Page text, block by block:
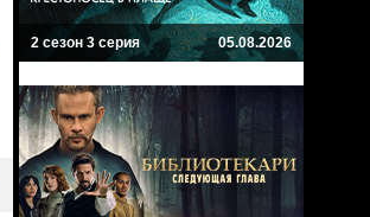
2 сезон 3 серия 05.08.2026